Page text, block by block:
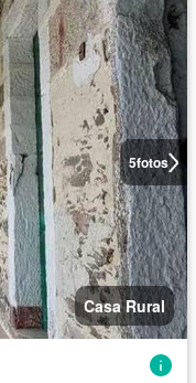
5fotos
Casa Rural